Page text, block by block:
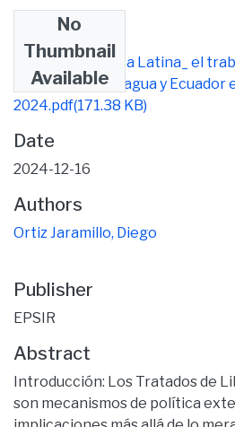
No
Thumbnail
Available
China en América Latina_ el
los TLC de Nicaragua y Ecuador
2024.pdf(171.38 KB)
Date
2024-12-16
Authors
Ortiz Jaramillo, Diego
Publisher
EPSIR
Abstract
Introducción: Los Tratados de
son mecanismos de política